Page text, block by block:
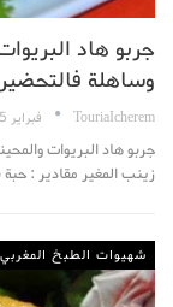
جربو هاد
وساهلة فالتحضير
TouriaIcherem فبراير 25, 2018
جربو هاد البريوات
زينب المغير مقادير :
شهيوات الطبخ المغربي